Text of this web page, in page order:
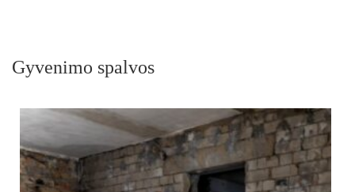
Gyvenimo spalvos